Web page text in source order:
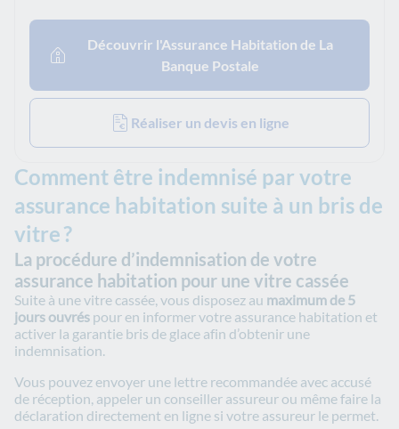
Découvrir l'Assurance Habitation de La
Banque Postale
Réaliser un devis en ligne
Comment être indemnisé par votre
assurance habitation suite à un bris de
vitre ?
La procédure d’indemnisation de votre
assurance habitation pour une vitre cassée
Suite à une vitre cassée, vous disposez au maximum de 5
jours ouvrés pour en informer votre assurance habitation et
activer la garantie bris de glace afin d’obtenir une
indemnisation.
Vous pouvez envoyer une lettre recommandée avec accusé
de réception, appeler un conseiller assureur ou même faire la
déclaration directement en ligne si votre assureur le permet.